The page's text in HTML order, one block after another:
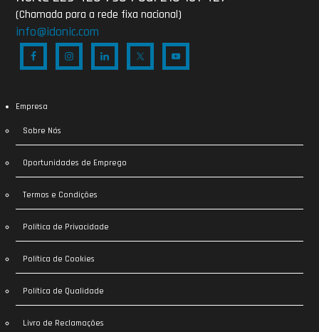
(Chamada para a rede fixa nacional)
info@idonic.com
Empresa
Sobre Nós
Oportunidades de Emprego
Termos e Condições
Política de Privacidade
Política de Cookies
Política de Qualidade
Livro de Reclamações